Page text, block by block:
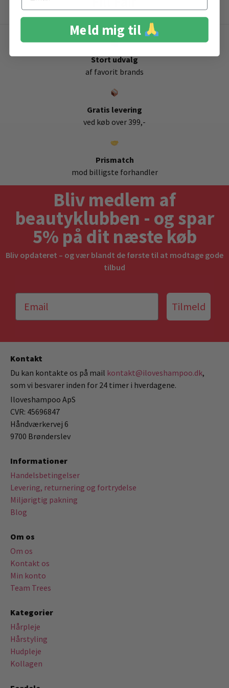
Stort udvalg
af favorit brands
Gratis levering
ved køb over 399,-
Prismatch
mod billigste forhandler
Bliv medlem af
beautyklubben - og spar
5% på dit næste køb
Bliv opdateret – og vær blandt de første til at modtage gode
tilbud
Tilmeld
Kontakt
Du kan kontakte os på mail kontakt@iloveshampoo.dk,
som vi besvarer inden for 24 timer i hverdagene.
Iloveshampoo ApS
CVR: 45696847
Håndværkervej 6
9700 Brønderslev
Informationer
Handelsbetingelser
Levering, returnering og fortrydelse
Miljørigtig pakning
Blog
Om os
Om os
Kontakt os
Min konto
Team Trees
Kategorier
Hårpleje
Hårstyling
Hudpleje
Kollagen
Meld mig til